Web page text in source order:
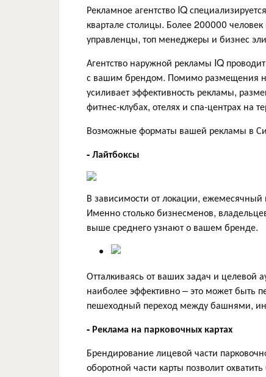
Рекламное агентство IQ
квартале столицы. Более 200000
управленцы, топ менеджеры и бизнес
Агентство наружной рекламы IQ
с вашим брендом. Помимо размещения
усиливает эффективность рекламы,
фитнес-клубах, отелях и спа-центрах на
Возможные форматы вашей рекламы в
- Лайтбоксы
В зависимости от локации,
Именно столько бизнесменов,
выше среднего узнают о вашем бренде.
Отталкиваясь от ваших задач и целевой
наиболее эффективно – это может быть
пешеходный переход между башнями,
- Реклама на парковочных картах
Брендирование лицевой части
оборотной части карты позволит